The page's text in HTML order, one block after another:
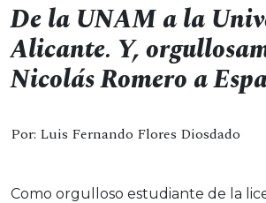
De la UNAM a la
Alicante. Y,
Nicolás Romero a
Por: Luis Fernando Flores Diosdado
Como orgulloso estudiante de la